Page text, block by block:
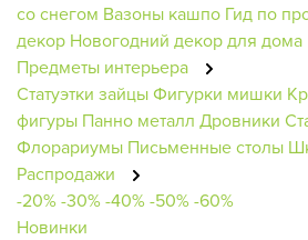
со снегом Вазоны кашпо Гид по
декор Новогодний декор для дома
Предметы интерьера
Статуэтки зайцыФигурки мишки
фигуры Панно металл Дровники
Флорариумы Письменные столы
Распродажи
-20%-30%-40%-50%-60%
Новинки